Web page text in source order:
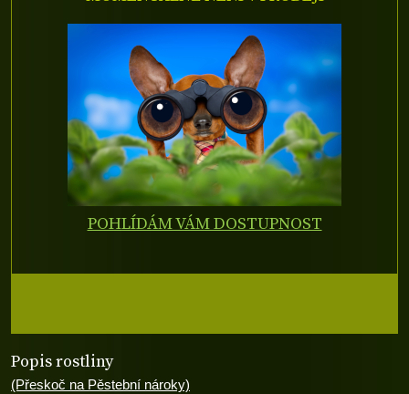
Popis rostliny
(Přeskoč na Pěstební nároky)
POHLÍDÁM VÁM DOSTUPNOST